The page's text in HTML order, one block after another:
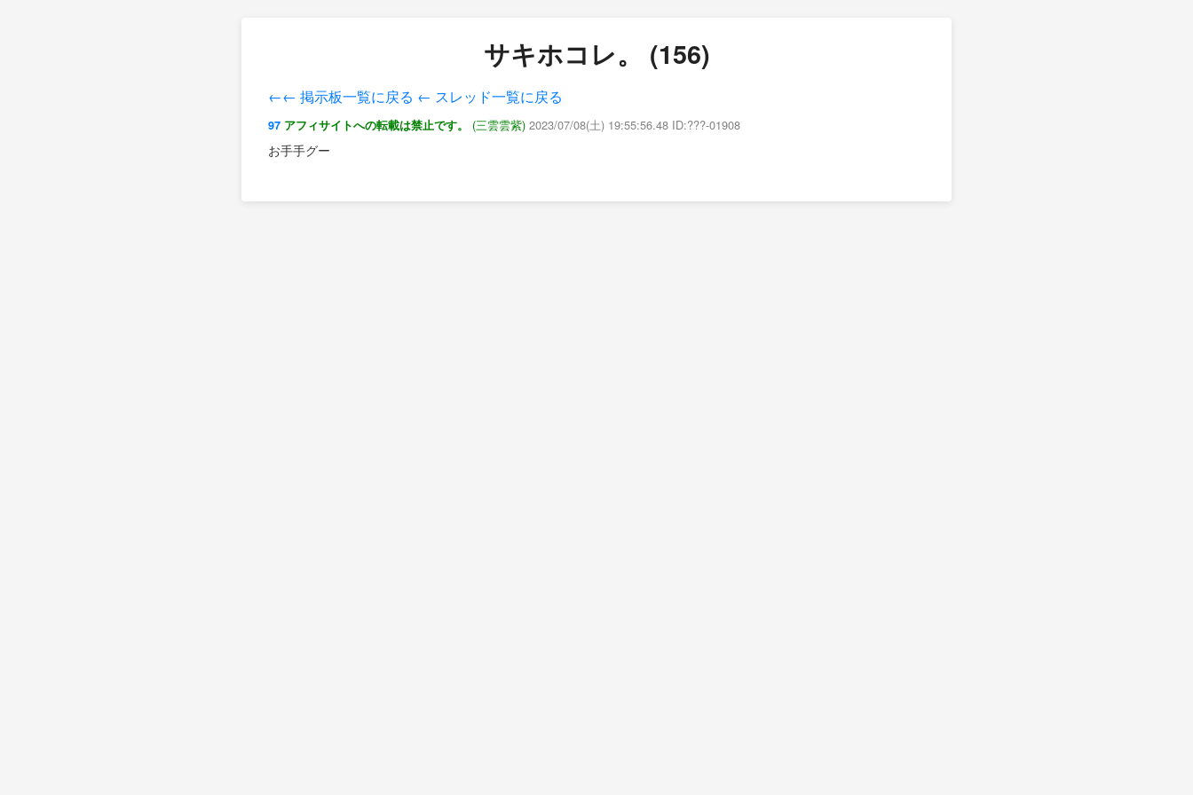
サキホコレ。 (156)
←← 掲示板一覧に戻る ← スレッド一覧に戻る
97 アフィサイトへの転載は禁止です。 (三雲雲紫) 2023/07/08(土) 19:55:56.48 ID:???-01908
お手手グー